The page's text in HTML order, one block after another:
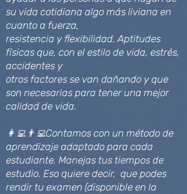
su vida cotidiana algo más liviana en
cuanto a fuerza,
resistencia y flexibilidad. Aptitudes
físicas que, con el estilo de vida, estrés,
accidentes y
otros factores se van dañando y que
son necesarias para tener una mejor
calidad de vida.
👩‍💻👨‍💻Contamos con un método de
aprendizaje adaptado para cada
estudiante. Manejas tus tiempos de
estudio. Eso quiere decir, que podes
rendir tu examen (disponible en la